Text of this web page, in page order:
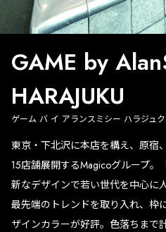
GAME by
HARAJUKU
ゲーム バ イ アランスミシー ハラジュク
東京・下北沢に本店を構え、原宿
15店舗展開するMagicoグループ。
新なデザインで若い世代を中心に
最先端のトレンドを取り入れ、枠
ザインカラーが好評。色落ちまで